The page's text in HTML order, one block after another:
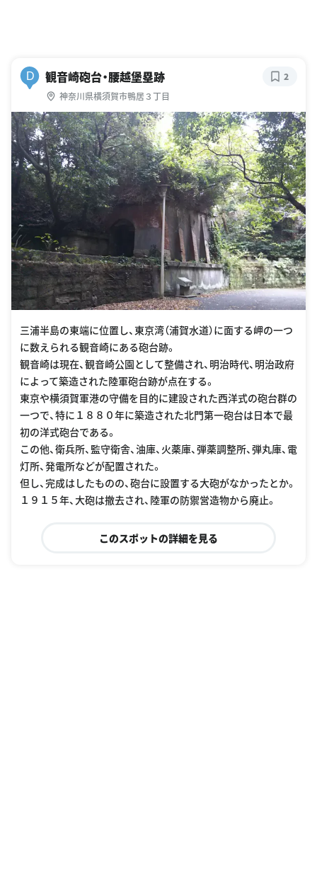
D 観音崎砲台・腰越堡塁跡
神奈川県横須賀市鴨居３丁目
2
三浦半島の東端に位置し、東京湾（浦賀水道）に面する岬の一つ
に数えられる観音崎にある砲台跡。
観音崎は現在、観音崎公園として整備され、明治時代、明治政府
によって築造された陸軍砲台跡が点在する。
東京や横須賀軍港の守備を目的に建設された西洋式の砲台群の
一つで、特に１８８０年に築造された北門第一砲台は日本で最
初の洋式砲台である。
この他、衛兵所、監守衛舎、油庫、火薬庫、弾薬調整所、弾丸庫、電
灯所、発電所などが配置された。
但し、完成はしたものの、砲台に設置する大砲がなかったとか。
１９１５年、大砲は撤去され、陸軍の防禦営造物から廃止。
このスポットの詳細を見る